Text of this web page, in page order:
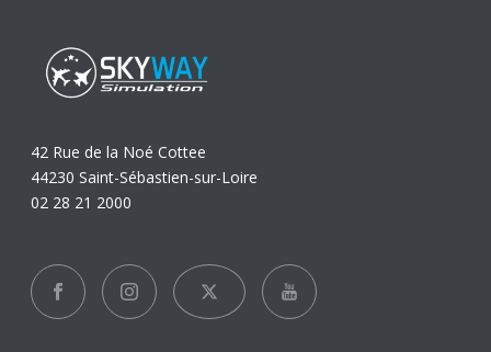
42 Rue de la Noé Cottee
44230 Saint-Sébastien-sur-Loire
02 28 21 2000